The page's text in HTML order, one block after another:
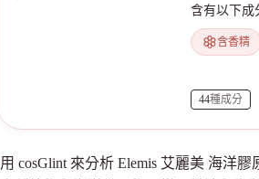
含有以下成
含香精
44種成分
用 cosGlint 來分析 Elemis 艾麗美 海洋